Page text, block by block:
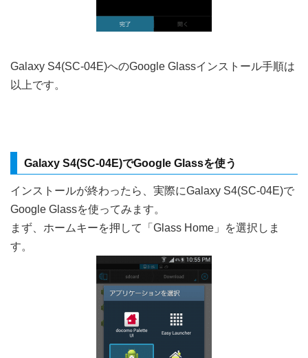
Galaxy S4(SC-04E)へのGoogle Glassインストール手順は
以上です。
Galaxy S4(SC-04E)でGoogle Glassを使う
インストールが終わったら、実際にGalaxy S4(SC-04E)で
Google Glassを使ってみます。
まず、ホームキーを押して「Glass Home」を選択しま
す。